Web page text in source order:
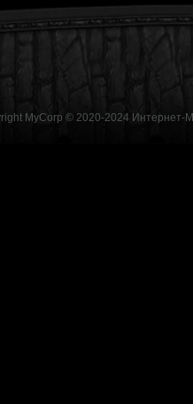
MyCorp © 2020-2024 Интернет-